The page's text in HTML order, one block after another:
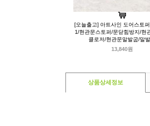
[오늘출고] 아트사인 도어스토
1/현관문스토퍼/문닫힘방지/현
클로저/현관문말발굽/말
13,840원
상품상세정보